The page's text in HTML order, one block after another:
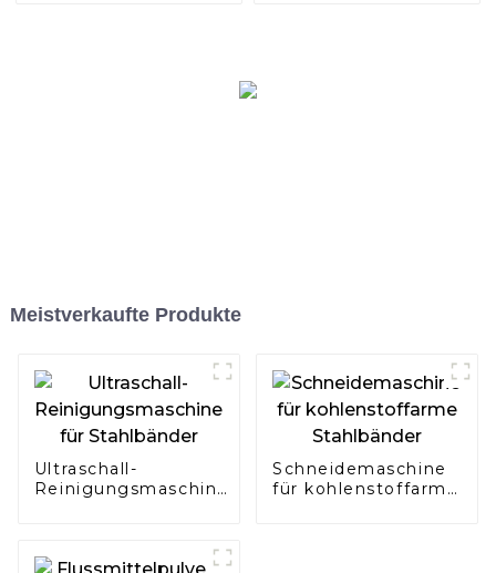
Meistverkaufte Produkte
Ultraschall-
Reinigungsmaschine
Schneidemaschine
für kohlenstoffarme